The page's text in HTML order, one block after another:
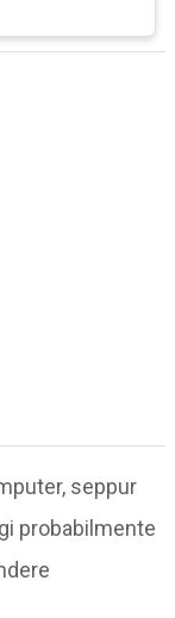
seppur
probabilmente